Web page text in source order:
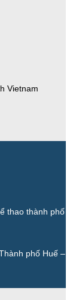
Vietnam
thao thành phố
phố Huế –